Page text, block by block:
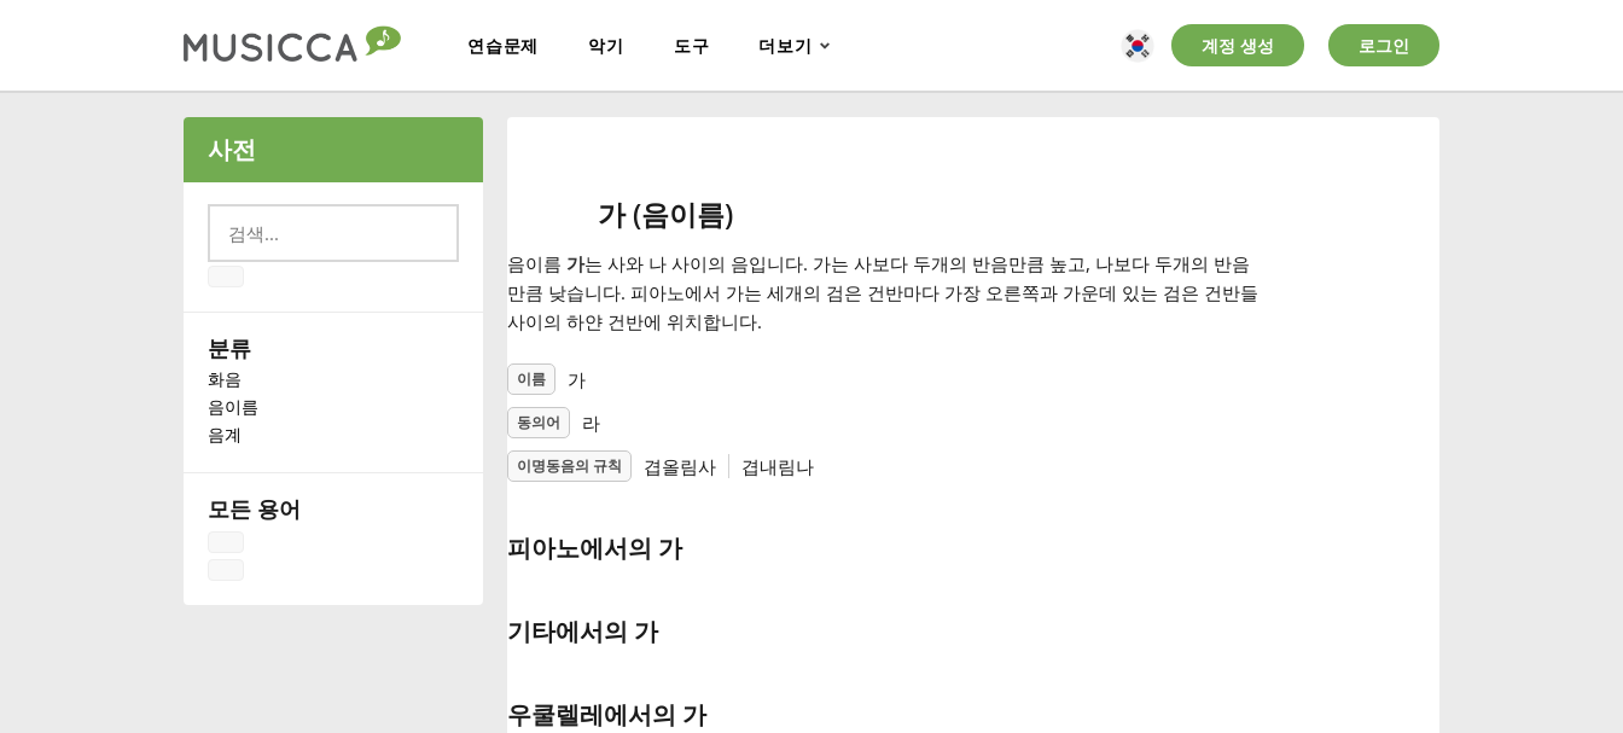
연습문제 악기 도구 더보기
Български
Deutsch
Español
계정 생성 로그인
사전
분류
화음
음이름
음계
모든 용어
가 (음이름)
음이름 가는 사와 나 사이의 음입니다. 가는 사보다 두개의 반음만큼 높고, 나보다 두개의 반음
만큼 낮습니다. 피아노에서 가는 세개의 검은 건반마다 가장 오른쪽과 가운데 있는 검은 건반들
사이의 하얀 건반에 위치합니다.
이름 가
동의어 라
이명동음의 규칙 겹올림사 겹내림나
피아노에서의 가
기타에서의 가
우쿨렐레에서의 가